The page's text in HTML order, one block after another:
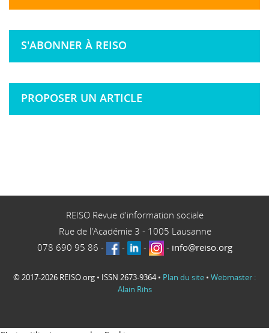
S'ABONNER À REISO
PROPOSER UN ARTICLE
REISO Revue d'information sociale
Rue de l'Académie 3 - 1005 Lausanne
078 690 95 86 - - - - info@reiso.org
© 2017-2026 REISO.org • ISSN 2673-9364 • Plan du site • Webmaster :
Alain Rihs